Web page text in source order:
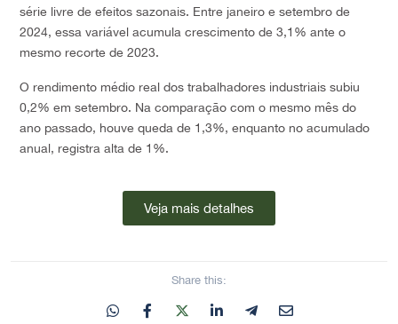
série livre de efeitos sazonais. Entre janeiro e setembro de
2024, essa variável acumula crescimento de 3,1% ante o
mesmo recorte de 2023.
O rendimento médio real dos trabalhadores industriais subiu
0,2% em setembro. Na comparação com o mesmo mês do
ano passado, houve queda de 1,3%, enquanto no acumulado
anual, registra alta de 1%.
Veja mais detalhes
Share this: